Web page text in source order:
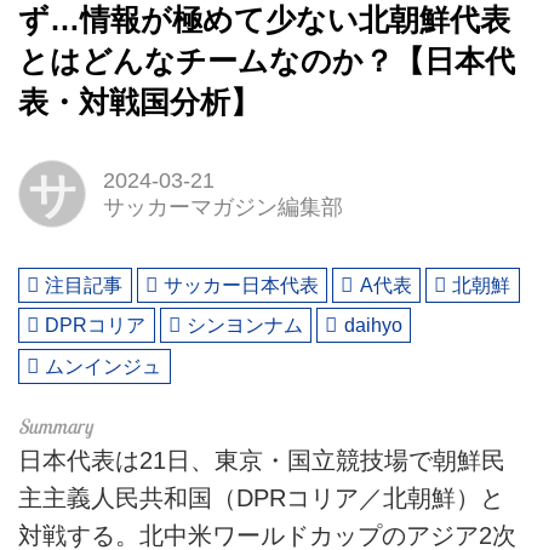
ず…情報が極めて少ない北朝鮮代表
とはどんなチームなのか？【日本代
表・対戦国分析】
サ
2024-03-21
サッカーマガジン編集部
注目記事 サッカー日本代表 A代表
北朝鮮
DPRコリア
シンヨンナム
daihyo
ムンインジュ
日本代表は21日、東京・国立競技場で朝鮮民
主主義人民共和国（DPRコリア／北朝鮮）と
対戦する。北中米ワールドカップのアジア2次